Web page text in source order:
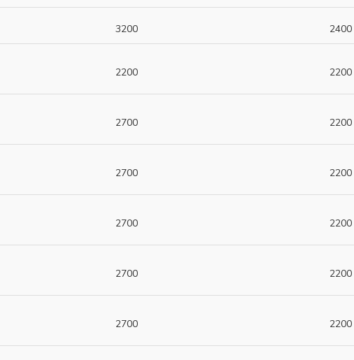
3200 2400
2200 2200
2700 2200
2700 2200
2700 2200
2700 2200
2700 2200